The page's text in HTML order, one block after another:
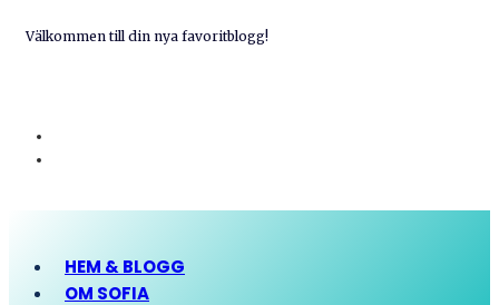
Välkommen till din nya favoritblogg!
HEM & BLOGG
OM SOFIA